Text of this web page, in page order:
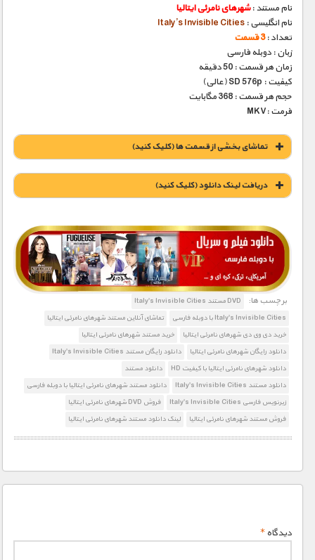
نام مستند :شهرهای نامرئی ایتالیا
نام انگلیسی : Italy’s Invisible Cities
تعداد :3 قسمت
زبان : دوبله فارسی
زمان هر قسمت : 50 دقیقه
کیفیت : SD 576p (عالی)
حجم هر قسمت : 368 مگابایت
فرمت :MKV
تماشای بخشی از قسمت ها (کلیک کنید)
دریافت لينک دانلود (کليک کنيد)
1900 تومان – دانلود قسمت 1 (افزودن به سبد خريد)
1900 تومان – دانلود قسمت 2 (افزودن به سبد خريد)
1900 تومان – دانلود قسمت 3 (افزودن به سبد خريد)
برچسب ها:
DVD مستند Italy's Invisible Cities
Italy's Invisible Cities با دوبله فارسی
تماشای آنلاین مستند شهرهای نامرئی ایتالیا
خرید دی وی دی شهرهای نامرئی ایتالیا
خرید مستند شهرهای نامرئی ایتالیا
دانلود رایگان شهرهای نامرئی ایتالیا
دانلود رایگان مستند Italy's Invisible Cities
دانلود شهرهای نامرئی ایتالیا با کیفیت HD
دانلود مستند
دانلود مستند Italy's Invisible Cities
دانلود مستند شهرهای نامرئی ایتالیا با دوبله فارسی
زیرنویس فارسی Italy's Invisible Cities
فروش DVD شهرهای نامرئی ایتالیا
فروش مستند شهرهای نامرئی ایتالیا
لینک دانلود مستند شهرهای نامرئی ایتالیا
دیدگاه*